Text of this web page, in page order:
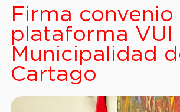
Firma convenio
plataforma VUI
Municipalidad
Cartago